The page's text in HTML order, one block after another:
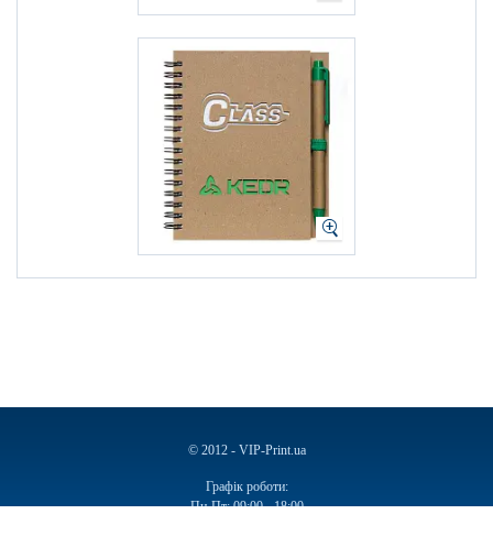
© 2012 - VIP-Print.ua
Графік роботи:
Пн-Пт: 09:00 - 18:00